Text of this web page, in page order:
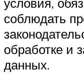
соблюдать
обработке и
данных.